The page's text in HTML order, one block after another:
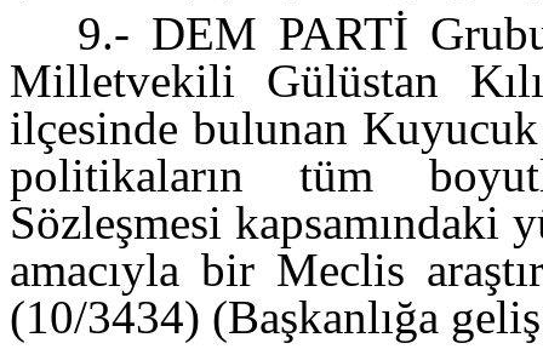
9.- DEM PARTİ
Milletvekili Gülüstan
ilçesinde bulunan
politikaların tüm
Sözleşmesi
amacıyla bir Meclis
(10/3434) (Başkanlığa